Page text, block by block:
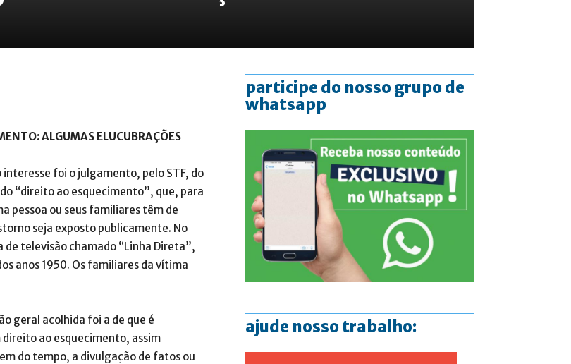
ALGUMAS ELUCUBRAÇÕES
foi o julgamento, pelo STF, do
“direito ao esquecimento”, que, para
pessoa ou seus familiares têm de
seja exposto publicamente. No
de televisão chamado “Linha Direta”,
anos 1950. Os familiares da vítima
geral acolhida foi a de que é
ao esquecimento, assim
do tempo, a divulgação de fatos ou
participe do nosso grupo de
whatsapp
ajude nosso trabalho: